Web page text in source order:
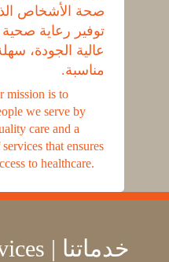
صحة الأشخاص
توفير رعاية صحية
عالية الجودة،
مناسبة.
mission is to
we serve by
care and a
that ensures
to healthcare.
Our Services | خدماتنا